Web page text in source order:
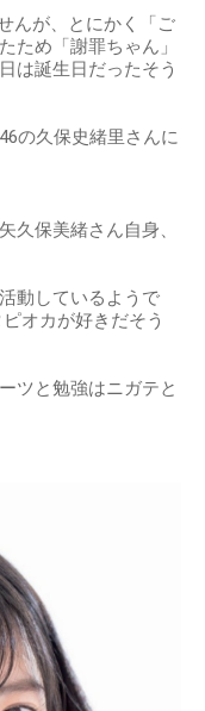
んが、とにかく「ご
ため「謝罪ちゃん」
は誕生日だったそう
の久保史緒里さんに
久保美緒さん自身、
動しているようで
オカが好きだそう
ツと勉強はニガテと